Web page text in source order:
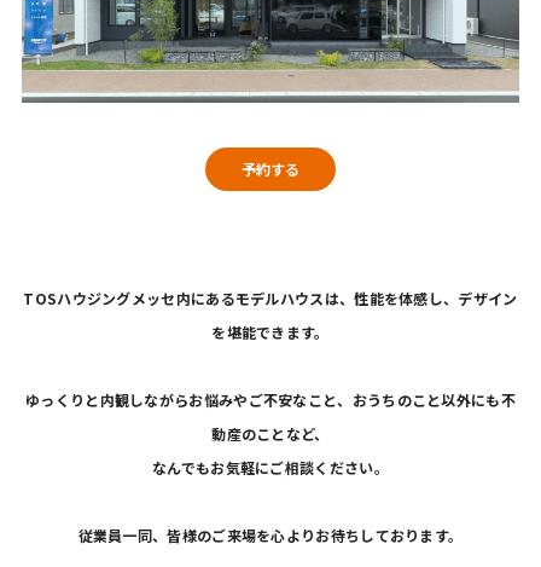
予約する
TOSハウジングメッセ内にあるモデルハウスは、性能を体感し、デザイン
を堪能できます。
ゆっくりと内観しながらお悩みやご不安なこと、おうちのこと以外にも不
動産のことなど、
なんでもお気軽にご相談ください。
従業員一同、皆様のご来場を心よりお待ちしております。